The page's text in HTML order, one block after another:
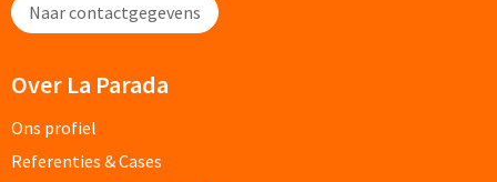
Multifunctionele speakers bedrukken
Oplaadkabels & Accessoires
Oplaadkabels bedrukken
Naar contactgegevens
Over La Parada
Ons profiel
Referenties & Cases